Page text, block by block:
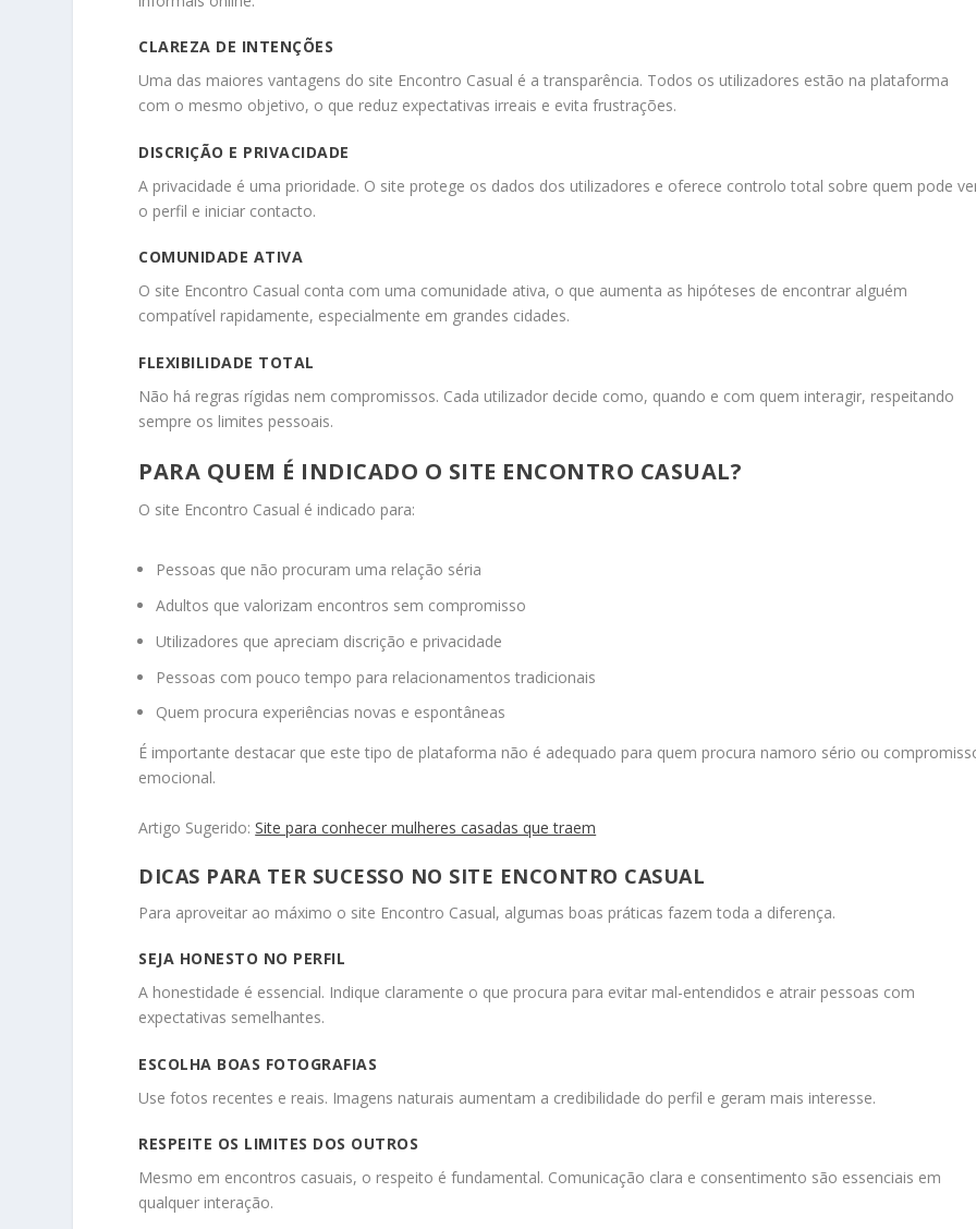
CLAREZA DE INTENÇÕES
Uma das maiores vantagens do site Encontro Casual é a transparência. Todos os utilizadores estão na plataforma
com o mesmo objetivo, o que reduz expectativas irreais e evita frustrações.
DISCRIÇÃO E PRIVACIDADE
A privacidade é uma prioridade. O site protege os dados dos utilizadores e oferece controlo total sobre quem pode
o perfil e iniciar contacto.
COMUNIDADE ATIVA
O site Encontro Casual conta com uma comunidade ativa, o que aumenta as hipóteses de encontrar alguém
compatível rapidamente, especialmente em grandes cidades.
FLEXIBILIDADE TOTAL
Não há regras rígidas nem compromissos. Cada utilizador decide como, quando e com quem interagir, respeitando
sempre os limites pessoais.
PARA QUEM É INDICADO O SITE ENCONTRO CASUAL?
O site Encontro Casual é indicado para:
Pessoas que não procuram uma relação séria
Adultos que valorizam encontros sem compromisso
Utilizadores que apreciam discrição e privacidade
Pessoas com pouco tempo para relacionamentos tradicionais
Quem procura experiências novas e espontâneas
É importante destacar que este tipo de plataforma não é adequado para quem procura namoro sério ou
emocional.
Artigo Sugerido:Site para conhecer mulheres casadas que traem
DICAS PARA TER SUCESSO NO SITE ENCONTRO CASUAL
Para aproveitar ao máximo o site Encontro Casual, algumas boas práticas fazem toda a diferença.
SEJA HONESTO NO PERFIL
A honestidade é essencial. Indique claramente o que procura para evitar mal-entendidos e atrair pessoas com
expectativas semelhantes.
ESCOLHA BOAS FOTOGRAFIAS
Use fotos recentes e reais. Imagens naturais aumentam a credibilidade do perfil e geram mais interesse.
RESPEITE OS LIMITES DOS OUTROS
Mesmo em encontros casuais, o respeito é fundamental. Comunicação clara e consentimento são essenciais em
qualquer interação.